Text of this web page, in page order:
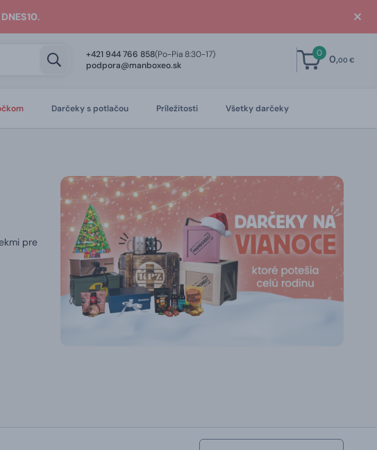
DNES10.
+421 944 766 858(Po-Pia 8:30-17)
podpora@manboxeo.sk
0 0,00 €
Darčeky s potlačou Príležitosti Všetky darčeky
pre